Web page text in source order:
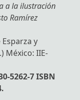
a la ilustración
Ramírez
Esparza y
México: IIE-
5262-7 ISBN